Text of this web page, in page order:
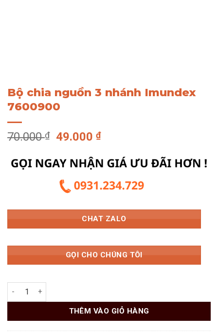
Bộ chia nguồn 3 nhánh Imundex
7600900
70.000₫
Giá
là:
70.000 ₫.
49.000₫Giá
tại
là:
49.000 ₫.
CHAT ZALO
GỌI CHO CHÚNG TÔI
Bộ chia nguồn 3 nhánh Imundex 7600900 số lượng
THÊM VÀO GIỎ HÀNG